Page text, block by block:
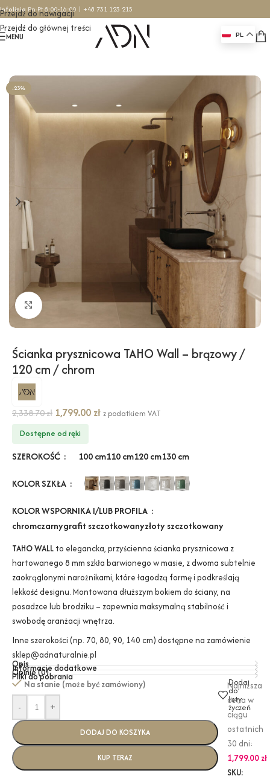
Przejdź do nawigacji
Przejdź do głównej treści
Infolinia Pn-Pt 8:00-16:00 | +48 731 123 215
MENU PL
Ścianki prysznicowe Ścianki przyścienne
-23%
Kliknij, aby powiększyć
Ścianka prysznicowa TAHO Wall – brązowy /
120 cm / chrom
2,338.70zł 1,799.00 zł z podatkiem VAT
Dostępne od ręki
SZEROKOŚĆ 100 cm110 cm120 cm130 cm
KOLOR SZKŁA
KOLOR WSPORNIKA I/LUB PROFILA
chromczarnygrafit szczotkowanyzłoty szczotkowany
TAHO WALL to elegancka, przyścienna ścianka prysznicowa z
hartowanego 8 mm szkła barwionego w masie, z dwoma subtelnie
zaokrąglonymi narożnikami, które łagodzą formę i podkreślają
lekkość designu. Montowana dłuższym bokiem do ściany, na
posadzce lub brodziku – zapewnia maksymalną stabilność i
swobodę aranżacji wnętrza.
Inne szerokości (np. 70, 80, 90, 140 cm) dostępne na zamówienie
sklep@adnaturalnie.pl
Opis
Informacje dodatkowe
Opinie (0)
Pliki do pobrania
Na stanie (może być zamówiony)
-
+
DODAJ DO KOSZYKA
KUP TERAZ
Dodaj
do
listy
życzeń
Najniższa
cena w
ciągu
ostatnich
30 dni:
1,799.00 zł
SKU: